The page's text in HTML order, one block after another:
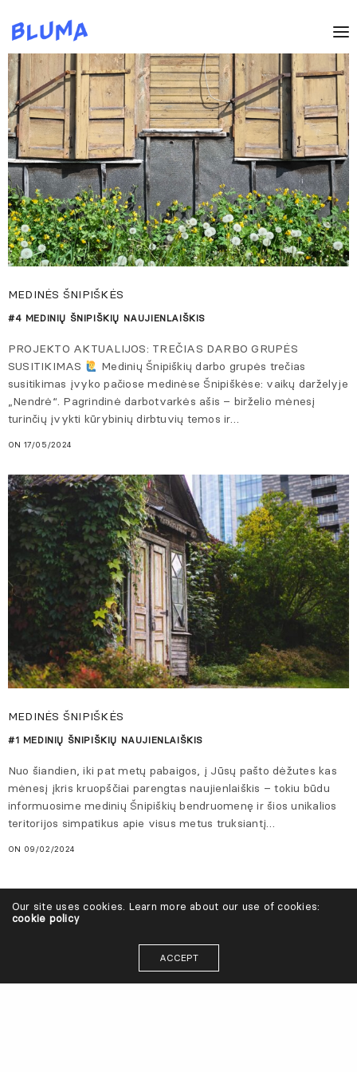
MEDINĖS ŠNIPIŠKĖS
#4 MEDINIŲ ŠNIPIŠKIŲ NAUJIENLAIŠKIS
PROJEKTO AKTUALIJOS: TREČIAS DARBO GRUPĖS
SUSITIKIMAS
Medinių Šnipiškių darbo grupės trečias
susitikimas įvyko pačiose medinėse Šnipiškėse: vaikų darželyje
„Nendrė“. Pagrindinė darbotvarkės ašis – birželio mėnesį
turinčių įvykti kūrybinių dirbtuvių temos ir…
ON 17/05/2024
MEDINĖS ŠNIPIŠKĖS
#1 MEDINIŲ ŠNIPIŠKIŲ NAUJIENLAIŠKIS
Nuo šiandien, iki pat metų pabaigos, į Jūsų pašto dėžutes kas
mėnesį įkris kruopščiai parengtas naujienlaiškis – tokiu būdu
informuosime medinių Šnipiškių bendruomenę ir šios unikalios
teritorijos simpatikus apie visus metus truksiantį…
ON 09/02/2024
Our site uses cookies. Learn more about our use of cookies:
cookie policy
ACCEPT